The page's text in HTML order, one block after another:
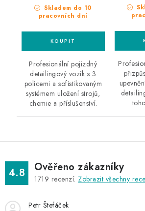
Skladem do 10
pracovních dní
Profesionální pojizdný
detailingový vozík s 3
policemi a sofistikovaným
systémem uložení strojů,
chemie a příslušenství.
4.8 Ověřeno zákazníky
1719 recenzí. Zobrazit všechny
Petr Štefáček